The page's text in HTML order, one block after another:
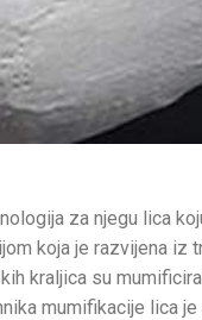
za njegu lica
koja je razvijena iz
kraljica su
mumifikacije lica